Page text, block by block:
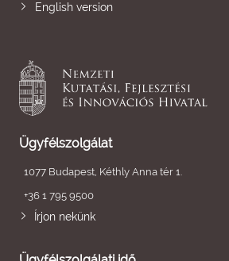
English version
Ügyfélszolgálat
1077 Budapest, Kéthly Anna tér 1.
+36 1 795 9500
Írjon nekünk